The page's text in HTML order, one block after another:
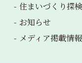
住まいづくり探
お知らせ
メディア掲載情報